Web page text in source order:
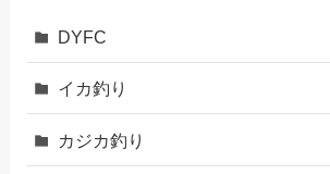
DYFC
イカ釣り
カジカ釣り